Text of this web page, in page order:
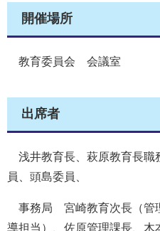
開催場所
教育委員会 会議室
出席者
浅井教育長、萩原教育長職
員、頭島委員、
事務局 宮崎教育次長（管
導担当）、佐原管理課長、